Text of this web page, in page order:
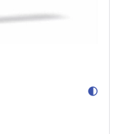
contrast